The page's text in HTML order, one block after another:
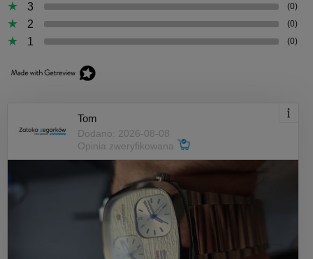
3 (0)
2 (0)
1 (0)
Tom
Dodano: 2026-08-08
Opinia zweryfikowana